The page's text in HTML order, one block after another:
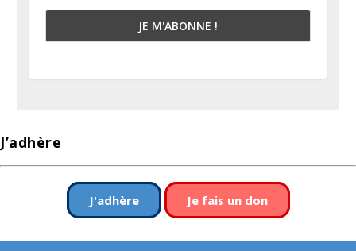
J’adhère
J'adhère Je fais un don